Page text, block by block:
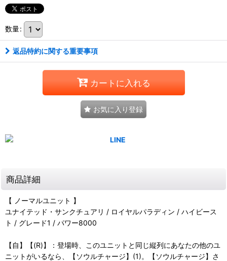
数量:
返品特約に関する重要事項
カートに入れる
お気に入り登録
商品詳細
【 ノーマルユニット 】
ユナイテッド・サンクチュアリ / ロイヤルパラディン / ハイビース
ト / グレード1 / パワー8000
【自】【(R)】：登場時、このユニットと同じ縦列にあなたの他のユ
ニットがいるなら、【ソウルチャージ】(1)。【ソウルチャージ】さ